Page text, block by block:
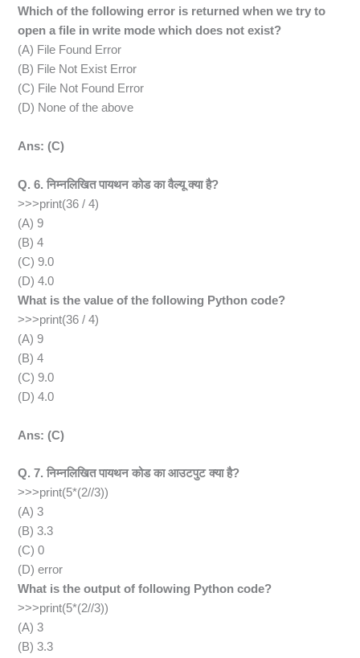
Which of the following error is returned when we try to
open a file in write mode which does not exist?
(A) File Found Error
(B) File Not Exist Error
(C) File Not Found Error
(D) None of the above
Ans: (C)
Q. 6. निम्नलिखित पायथन कोड का वैल्यू क्या है?
>>>print(36 / 4)
(A) 9
(B) 4
(C) 9.0
(D) 4.0
What is the value of the following Python code?
>>>print(36 / 4)
(A) 9
(B) 4
(C) 9.0
(D) 4.0
Ans: (C)
Q. 7. निम्नलिखित पायथन कोड का आउटपुट क्या है?
>>>print(5*(2//3))
(A) 3
(B) 3.3
(C) 0
(D) error
What is the output of following Python code?
>>>print(5*(2//3))
(A) 3
(B) 3.3